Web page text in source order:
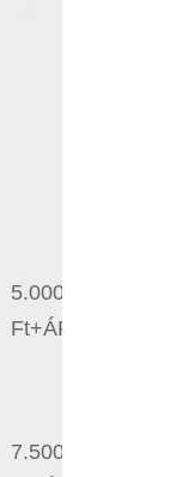
5.000
Ft+ÁFA/eset
7.500